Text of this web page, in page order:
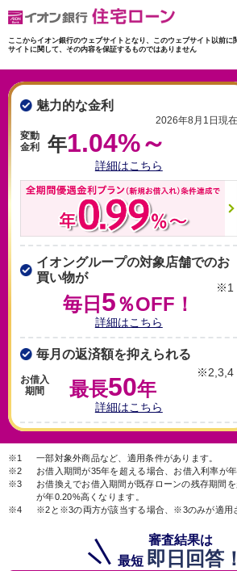
ここからイオン銀行のウェブサイトとなり、このウェブサイト以前に
サイトに関して、その内容を保証するものではありません
魅力的な金利
2026年8月1日現在
変動
金利
年1.04%～
詳細はこちら
イオングループの対象店舗でのお
買い物が
毎日 5％OFF！
※1
詳細はこちら
毎月の返済額を抑えられる
お借入
期間
最長50年
※2,3,4
詳細はこちら
※1
一部対象外商品など、適用条件があります。
※2
お借入期間が35年を超える場合、お借入利率が
※3
お借換えでお借入期間が既存ローンの残存期間
が年0.20%高くなります。
※4
※2と※3の両方が該当する場合、※3のみが適用
審査結果は
最短 即日回答！